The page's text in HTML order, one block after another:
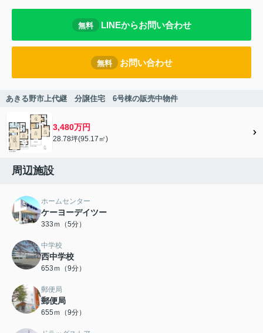
無料 LINEからお問い合わせ
無料 お問い合わせ
あきる野市上代継 分譲住宅 6号棟の販売中物件
3,480万円
28.78坪(95.17㎡)
周辺施設
ホームセンター
ケーヨーデイツー
333ｍ（5分）
中学校
西中学校
653ｍ（9分）
郵便局
郵便局
655ｍ（9分）